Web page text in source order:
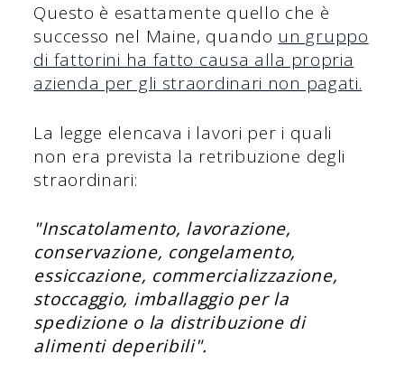
Questo è esattamente quello che è
successo nel Maine, quando un gruppo
di fattorini ha fatto causa alla propria
azienda per gli straordinari non pagati.
La legge elencava i lavori per i quali
non era prevista la retribuzione degli
straordinari:
"Inscatolamento, lavorazione,
conservazione, congelamento,
essiccazione, commercializzazione,
stoccaggio, imballaggio per la
spedizione o la distribuzione di
alimenti deperibili".